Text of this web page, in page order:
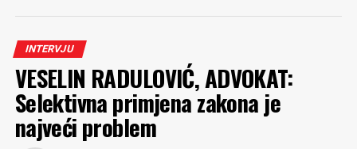
INTERVJU
VESELIN RADULOVIĆ, ADVOKAT:
Selektivna primjena zakona je
najveći problem